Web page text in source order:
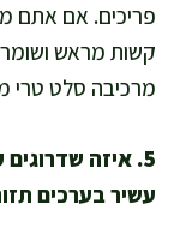
פריכים. אם אתם
מרכיבה סלט טרי
5. איזה
עשיר בערכים